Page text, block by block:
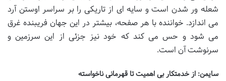
شعله ور شدن است و سایه ای از تاریکی را بر سراسر اوستن آرد
می اندازد. خواننده با هر صفحه، بیشتر در این جهان فریبنده غرق
می شود و حس می کند که خود نیز جزئی از این سرزمین و
سرنوشت آن است.
سایمن: از خدمتکار بی اهمیت تا قهرمانی ناخواسته